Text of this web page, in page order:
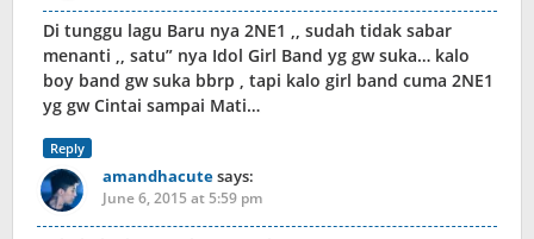
Di tunggu lagu Baru nya 2NE1 ,, sudah tidak sabar
menanti ,, satu” nya Idol Girl Band yg gw suka… kalo
boy band gw suka bbrp , tapi kalo girl band cuma 2NE1
yg gw Cintai sampai Mati…
Reply
amandhacutesays:
June 6, 2015 at 5:59 pm